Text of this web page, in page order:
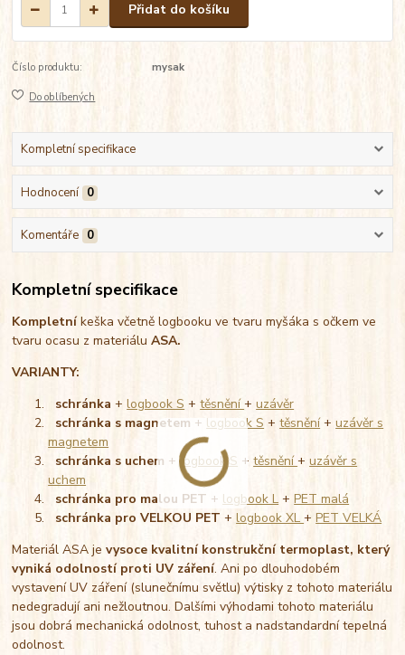
Přidat do košíku
Číslo produktu: mysak
Do oblíbených
Kompletní specifikace
Hodnocení 0
Komentáře 0
Kompletní specifikace
Kompletníkeška včetně logbooku ve tvaru myšáka s očkem ve
tvaru ocasu z materiáluASA.
VARIANTY:
schránka+logbook S +těsnění+uzávěr
schránka s magnetem + logbook S +těsnění+uzávěr s
magnetem
schránka s uchem + logbook S +těsnění+uzávěr s
uchem
schránka pro malou PET + logbook L +PET malá
schránka pro VELKOU PET +logbook XL+PET VELKÁ
Materiál ASA jevysoce kvalitní konstrukční termoplast, který
vyniká odolností proti UV záření. Ani po dlouhodobém
vystavení UV záření (slunečnímu světlu) výtisky z tohoto materiálu
nedegradují ani nežloutnou. Dalšími výhodami tohoto materiálu
jsou dobrá mechanická odolnost, tuhost a nadstandardní tepelná
odolnost.